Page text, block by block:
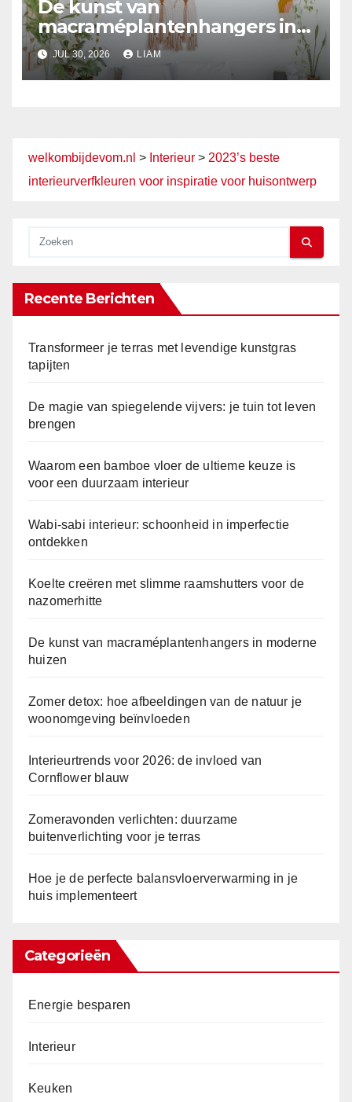
De kunst van
macraméplantenhangers in
moderne huizen
JUL 30, 2026 LIAM
welkombijdevom.nl > Interieur > 2023’s beste
interieurverfkleuren voor inspiratie voor huisontwerp
Recente Berichten
Transformeer je terras met levendige kunstgras
tapijten
De magie van spiegelende vijvers: je tuin tot leven
brengen
Waarom een bamboe vloer de ultieme keuze is
voor een duurzaam interieur
Wabi-sabi interieur: schoonheid in imperfectie
ontdekken
Koelte creëren met slimme raamshutters voor de
nazomerhitte
De kunst van macraméplantenhangers in moderne
huizen
Zomer detox: hoe afbeeldingen van de natuur je
woonomgeving beïnvloeden
Interieurtrends voor 2026: de invloed van
Cornflower blauw
Zomeravonden verlichten: duurzame
buitenverlichting voor je terras
Hoe je de perfecte balansvloerverwarming in je
huis implementeert
Categorieën
Energie besparen
Interieur
Keuken